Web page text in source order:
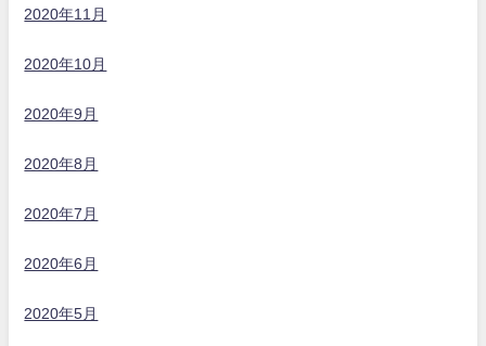
2020年11月
2020年10月
2020年9月
2020年8月
2020年7月
2020年6月
2020年5月